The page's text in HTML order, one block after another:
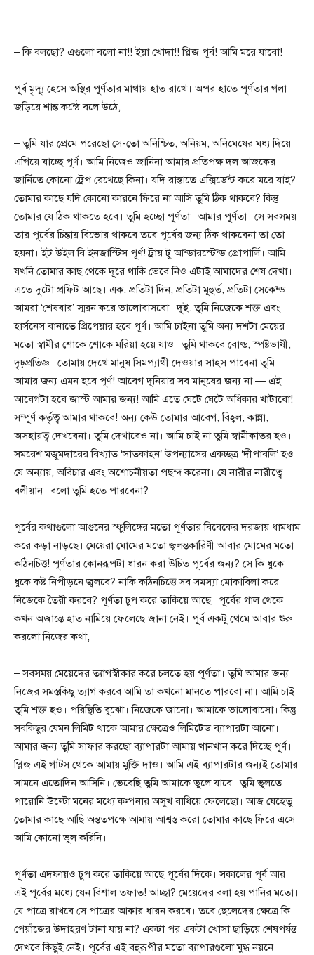
– কি বলছো? এগুলো বলো না!! ইয়া খোদা!! প্লিজ পূর্ব! আমি মরে যাবো!
পূর্ব মৃদ্যূ হেসে অস্থির পূর্ণতার মাথায় হাত রাখে। অপর হাতে পূর্ণতার গলা
জড়িয়ে শান্ত কন্ঠে বলে উঠে,
– তুমি যার প্রেমে পরেছো সে-তো অনিশ্চিত, অনিয়ম, অনিমেষের মধ্য দিয়ে
এগিয়ে যাচ্ছে পূর্ণ। আমি নিজেও জানিনা আমার প্রতিপক্ষ দল আজকের
জার্নিতে কোনো ট্রেপ রেখেছে কিনা। যদি রাস্তাতে এক্সিডেন্ট করে মরে যাই?
তোমার কাছে যদি কোনো কারনে ফিরে না আসি তুমি ঠিক থাকবে? কিন্তু
তোমার যে ঠিক থাকতে হবে। তুমি হচ্ছো পূর্ণতা। আমার পূর্ণতা। সে সবসময়
তার পূর্বের চিন্তায় বিভোর থাকবে তবে পূর্বের জন্য ঠিক থাকবেনা তা তো
হয়না। ইট উইল বি ইনজাস্টিস পূর্ণ! ট্রায় টু আন্ডারস্টেন্ড প্রোপার্লি। আমি
যখনি তোমার কাছ থেকে দূরে থাকি ভেবে নিও এটাই আমাদের শেষ দেখা।
এতে দুটো প্রফিট আছে। এক. প্রতিটা দিন, প্রতিটা মূহুর্ত, প্রতিটা সেকেন্ড
আমরা ‘শেষবার’ স্মরন করে ভালোবাসবো। দুই. তুমি নিজেকে শক্ত এবং
হার্সনেস বানাতে প্রিপেয়ার হবে পূর্ণ। আমি চাইনা তুমি অন্য দশটা মেয়ের
মতো স্বামীর শোকে শোকে মরিয়া হয়ে যাও। তুমি থাকবে বোল্ড, স্পষ্টভাষী,
দৃঢ়প্রতিজ্ঞ। তোমায় দেখে মানুষ সিমপ্যাথী দেওয়ার সাহস পাবেনা তুমি
আমার জন্য এমন হবে পূর্ণ! আবেগ দুনিয়ার সব মানুষের জন্য না — এই
আবেগটা হবে জাস্ট আমার জন্য! আমি এতে ঘেটে ঘেটে অধিকার খাটাবো!
সম্পূর্ণ কর্তৃত্ব আমার থাকবে! অন্য কেউ তোমার আবেগ, বিহ্বল, কান্না,
অসহায়ত্ব দেখবেনা। তুমি দেখাবেও না। আমি চাই না তুমি স্বামীকাতর হও।
সমরেশ মজুমদারের বিখ্যাত ‘সাতকাহন’ উপন্যাসের একচ্ছত্র ‘দীপাবলি’ হও
যে অন্যায়, অবিচার এবং অশোচনীয়তা পছন্দ করেনা। যে নারীর নারীত্বে
বলীয়ান। বলো তুমি হতে পারবেনা?
পূর্বের কথাগুলো আগুনের স্ফুলিঙ্গের মতো পূর্ণতার বিবেকের দরজায় ধামধাম
করে কড়া নাড়ছে। মেয়েরা মোমের মতো জ্বলন্তকারিণী আবার মোমের মতো
কঠিনচিত্ত! পূর্ণতার কোনরূপটা ধারন করা উচিত পূর্বের জন্য? সে কি ধুকে
ধুকে কষ্ট নিপীড়নে জ্বলবে? নাকি কঠিনচিত্তে সব সমস্যা মোকাবিলা করে
নিজেকে তৈরী করবে? পূর্ণতা চুপ করে তাকিয়ে আছে। পূর্বের গাল থেকে
কখন অজান্তে হাত নামিয়ে ফেলেছে জানা নেই। পূর্ব একটু থেমে আবার শুরু
করলো নিজের কথা,
– সবসময় মেয়েদের ত্যাগস্বীকার করে চলতে হয় পূর্ণতা। তুমি আমার জন্য
নিজের সমস্তকিছু ত্যাগ করবে আমি তা কখনো মানতে পারবো না। আমি চাই
তুমি শক্ত হও। পরিস্থিতি বুঝো। নিজেকে জানো। আমাকে ভালোবাসো। কিন্তু
সবকিছুর যেমন লিমিট থাকে আমার ক্ষেত্রেও লিমিটেড ব্যাপারটা আনো।
আমার জন্য তুমি সাফার করছো ব্যাপারটা আমায় খানখান করে দিচ্ছে পূর্ণ।
প্লিজ এই গাট্স থেকে আমায় মুক্তি দাও। আমি এই ব্যাপারটার জন্যই তোমার
সামনে এতোদিন আসিনি। ভেবেছি তুমি আমাকে ভুলে যাবে। তুমি ভুলতে
পারোনি উল্টো মনের মধ্যে কল্পনার অসুখ বাধিয়ে ফেলেছো। আজ যেহেতু
তোমার কাছে আছি অন্ততপক্ষে আমায় আশ্বস্ত করো তোমার কাছে ফিরে এসে
আমি কোনো ভুল করিনি।
পূর্ণতা এদফায়ও চুপ করে তাকিয়ে আছে পূর্বের দিকে। সকালের পূর্ব আর
এই পূর্বের মধ্যে যেন বিশাল তফাত! আচ্ছা? মেয়েদের বলা হয় পানির মতো।
যে পাত্রে রাখবে সে পাত্রের আকার ধারন করবে। তবে ছেলেদের ক্ষেত্রে কি
পেয়াঁজের উদাহরণ টানা যায় না? একটা পর একটা খোসা ছাড়িয়ে শেষপর্যন্ত
দেখবে কিছুই নেই। পূর্বের এই বহুরূপীর মতো ব্যাপারগুলো মুগ্ধ নয়নে